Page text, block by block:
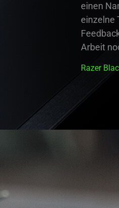
einen
einzelne
Arbeit
Razer